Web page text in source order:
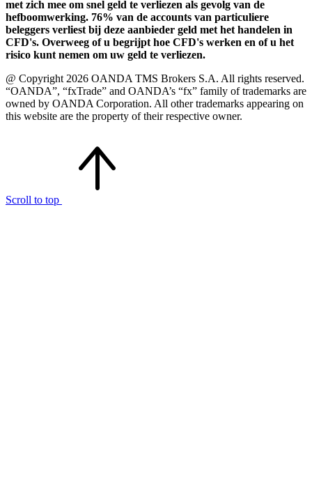
met zich mee om snel geld te verliezen als gevolg van de
hefboomwerking. 76% van de accounts van particuliere
beleggers verliest bij deze aanbieder geld met het handelen in
CFD's. Overweeg of u begrijpt hoe CFD's werken en of u het
risico kunt nemen om uw geld te verliezen.
@ Copyright 2026 OANDA TMS Brokers S.A. All rights reserved.
“OANDA”, “fxTrade” and OANDA’s “fx” family of trademarks are
owned by OANDA Corporation. All other trademarks appearing on
this website are the property of their respective owner.
Scroll to top